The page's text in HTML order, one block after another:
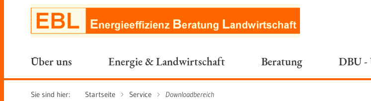
Über uns Energie & Landwirtschaft Beratung DBU -
Sie sind hier: Startseite Service Downloadbereich